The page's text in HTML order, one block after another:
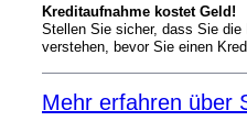
Kreditaufnahme kostet Geld!
Stellen Sie sicher, dass Sie die
verstehen, bevor Sie einen
Mehr erfahren über